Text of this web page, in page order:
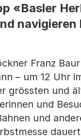
«Basler
navigieren
Franz
– um 12 Uhr
grössten und
und
und